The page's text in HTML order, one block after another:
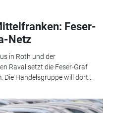
Feser-
Netz
in Roth und der
Raval setzt die Feser-Graf
Handelsgruppe will dort...